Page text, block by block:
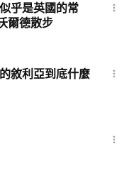
乎是英國的常
爾德散步
敘利亞到底什麼